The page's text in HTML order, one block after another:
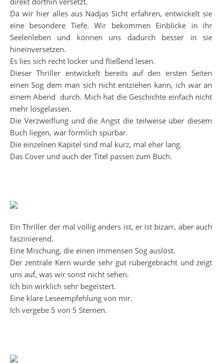
Da wir hier alles aus Nadjas Sicht erfahren, entwickelt sie
eine besondere Tiefe. Wir bekommen Einblicke in ihr
Seelenleben und können uns dadurch besser in sie
hineinversetzen.
Es lies sich recht locker und fließend lesen.
Dieser Thriller entwickelt bereits auf den ersten Seiten
einen Sog dem man sich nicht entziehen kann, ich war an
einem Abend durch. Mich hat die Geschichte einfach nicht
mehr losgelassen.
Die Verzweiflung und die Angst die teilweise über diesem
Buch liegen, war förmlich spürbar.
Die einzelnen Kapitel sind mal kurz, mal eher lang.
Das Cover und auch der Titel passen zum Buch.
Ein Thriller der mal völlig anders ist, er ist bizarr, aber auch
faszinierend.
Eine Mischung, die einen immensen Sog auslöst.
Der zentrale Kern wurde sehr gut rübergebracht und zeigt
uns auf, was wir sonst nicht sehen.
Ich bin wirklich sehr begeistert.
Eine klare Leseempfehlung von mir.
Ich vergebe 5 von 5 Sternen.